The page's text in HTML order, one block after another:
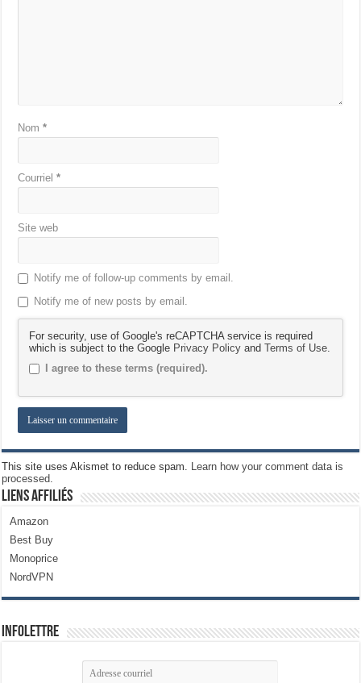
Nom*
Courriel*
Site web
Notify me of follow-up comments by email.
Notify me of new posts by email.
For security, use of Google's reCAPTCHA service is required
which is subject to the Google Privacy Policy andTerms of Use
I agree to these terms (required).
This site uses Akismet to reduce spam. Learn how your comment data is
processed.
Liens Affiliés
Amazon
Best Buy
Monoprice
NordVPN
Infolettre